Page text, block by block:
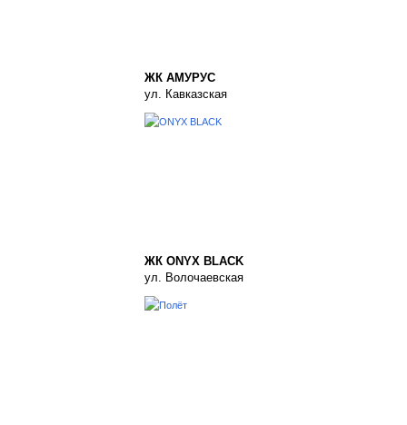
ЖК АМУРУС
ул. Кавказская
ЖК ONYX BLACK
ул. Волочаевская